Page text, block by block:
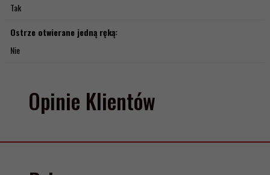
Tak
Ostrze otwierane jedną ręką:
Nie
Opinie Klientów